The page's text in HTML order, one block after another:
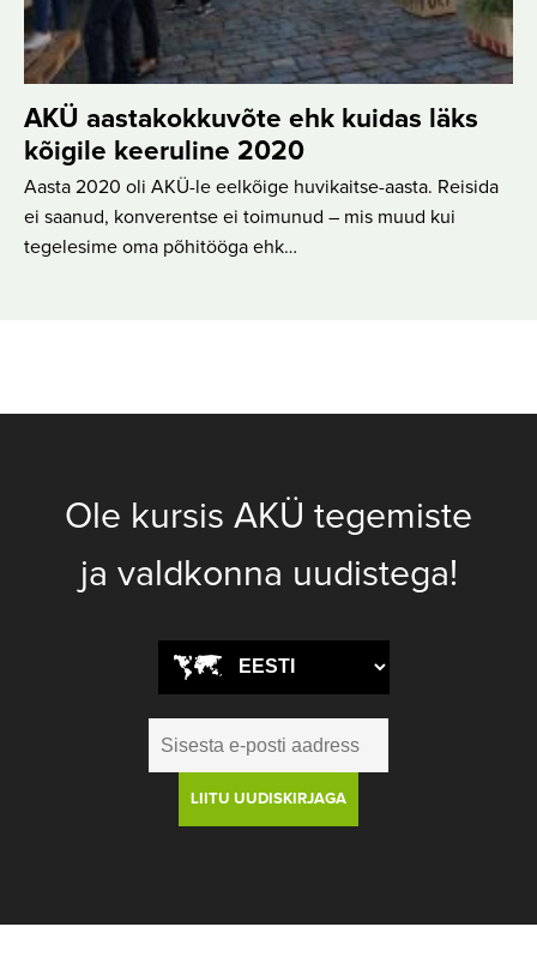
AKÜ aastakokkuvõte ehk kuidas läks
kõigile keeruline 2020
Aasta 2020 oli AKÜ-le eelkõige huvikaitse-aasta. Reisida
ei saanud, konverentse ei toimunud – mis muud kui
tegelesime oma põhitööga ehk…
Ole kursis AKÜ tegemiste
ja valdkonna uudistega!